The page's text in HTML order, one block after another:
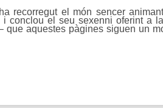
recorregut el món sencer
conclou el seu sexenni oferint a
que aquestes pàgines siguen un